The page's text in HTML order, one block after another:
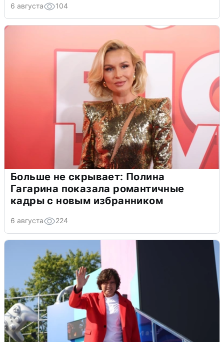
6 августа 104
Больше не скрывает: Полина
Гагарина показала романтичные
кадры с новым избранником
6 августа 224